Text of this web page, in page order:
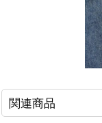
関連商品